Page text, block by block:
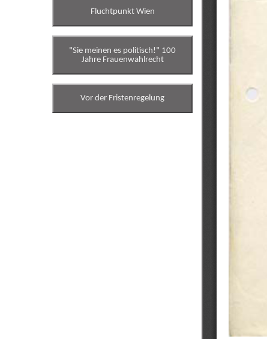
Fluchtpunkt Wien
"Sie meinen es politisch!" 100
Jahre Frauenwahlrecht
Vor der Fristenregelung